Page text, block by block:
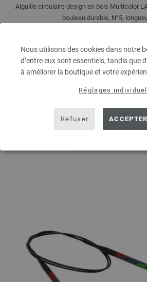
Nous utilisons des cookies dans notre
d’entre eux sont essentiels, tandis que
à améliorer la boutique et votre
Réglages
Refuser
Aiguille circulaire design en bois Multicolor
bouleau durable, N°5,
9,32 $ hors TVA, frais de